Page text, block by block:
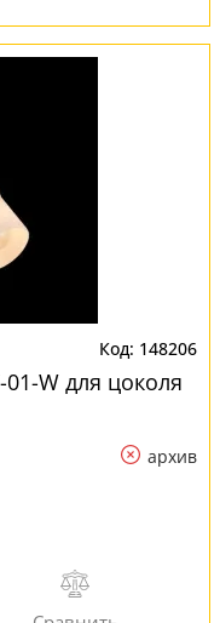
148206
W для цоколя
архив